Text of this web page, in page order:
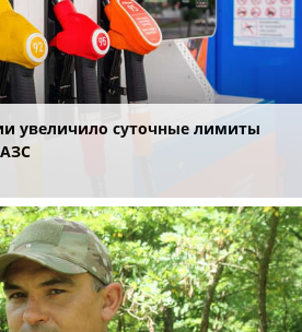
увеличило суточные лимиты